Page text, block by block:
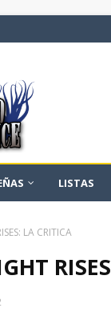
LISTAS
LA CRITICA